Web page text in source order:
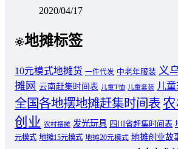
2020/04/17
地摊标签
10元模式地摊货 一件代发 中老年服装 义
摊网 云南赶集时间表 儿童T恤 儿童套装 儿
全国各地摆地摊赶集时间表
创业 农村摆摊 发光玩具 四川省赶集时间表
元模式 地摊15元模式 地摊20元模式 地摊创业故